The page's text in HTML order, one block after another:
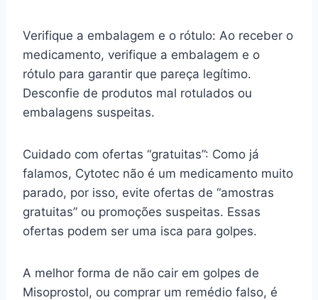
Verifique a embalagem e o rótulo: Ao receber o
medicamento, verifique a embalagem e o
rótulo para garantir que pareça legítimo.
Desconfie de produtos mal rotulados ou
embalagens suspeitas.
Cuidado com ofertas “gratuitas”: Como já
falamos, Cytotec não é um medicamento muito
parado, por isso, evite ofertas de “amostras
gratuitas” ou promoções suspeitas. Essas
ofertas podem ser uma isca para golpes.
A melhor forma de não cair em golpes de
Misoprostol, ou comprar um remédio falso, é